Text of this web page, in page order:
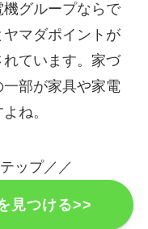
グループならで
マダポイントが
ています。家づ
部が家具や家電
ね。
ップ／／
見つける>>